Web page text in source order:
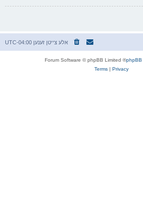
אלע צייטן זענען UTC-04:00
phpBB
® Forum Software © phpBB Limited
Privacy
|
Terms